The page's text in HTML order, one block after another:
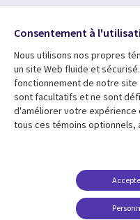
Ressources
Library
CANADA
Articles
Communiqués
Media
CANADA
Consentement à
Nous utilisons nos propres
un site Web fluide et
fonctionnement de notre
sont facultatifs et ne sont
d'améliorer votre expérience
tous ces témoins optionnels,